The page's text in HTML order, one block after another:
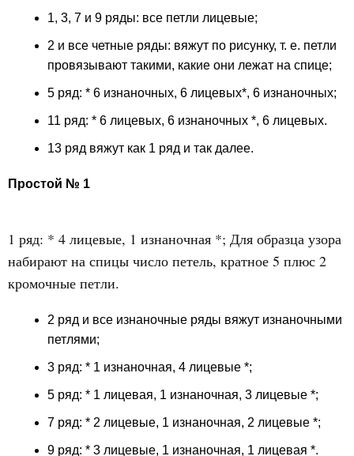
1, 3, 7 и 9 ряды: все петли лицевые;
2 и все четные ряды: вяжут по рисунку, т. е. петли
провязывают такими, какие они лежат на спице;
5 ряд: * 6 изнаночных, 6 лицевых*, 6 изнаночных;
11 ряд: * 6 лицевых, 6 изнаночных *, 6 лицевых.
13 ряд вяжут как 1 ряд и так далее.
Простой № 1
1 ряд: * 4 лицевые, 1 изнаночная *; Для образца узора
набирают на спицы число петель, кратное 5 плюс 2
кромочные петли.
2 ряд и все изнаночные ряды вяжут изнаночными
петлями;
3 ряд: * 1 изнаночная, 4 лицевые *;
5 ряд: * 1 лицевая, 1 изнаночная, 3 лицевые *;
7 ряд: * 2 лицевые, 1 изнаночная, 2 лицевые *;
9 ряд: * 3 лицевые, 1 изнаночная, 1 лицевая *.